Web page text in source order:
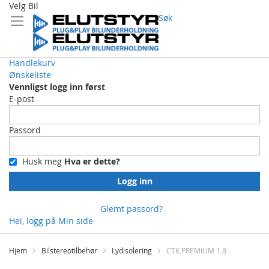
Velg Bil
Søk
Handlekurv
Ønskeliste
Vennligst logg inn først
E-post
Passord
Husk meg Hva er dette?
Logg inn
Glemt passord?
Hei, logg på Min side
Skip
Content
Hjem Bilstereotilbehør Lydisolering CTK PREMIUM 1,8